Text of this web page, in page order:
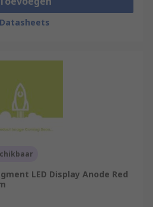
Datasheets
LED Display Anode Red